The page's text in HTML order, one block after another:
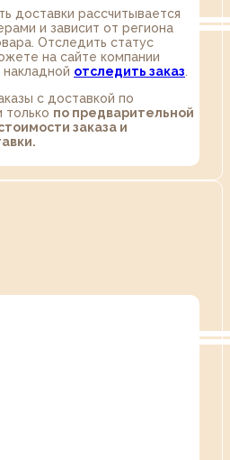
доставки рассчитывается
и зависит от региона
Отследить статус
на сайте компании
отследить заказ
с доставкой по
только по предварительной
заказа и